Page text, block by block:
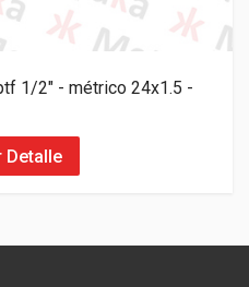
1/2" - métrico 24x1.5 -
Detalle